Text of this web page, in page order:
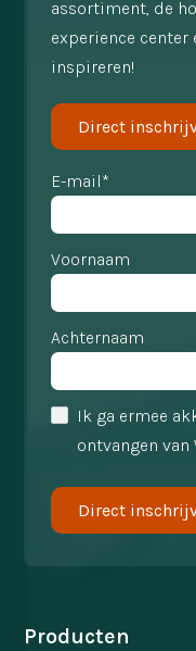
assortiment, de
experience center
inspireren!
Direct
E-mail*
Voornaam
Achternaam
Ik ga ermee
ontvangen van
Producten